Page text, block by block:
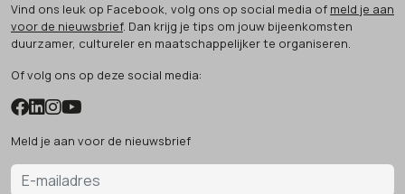
Vind ons leuk op Facebook, volg ons op social media of meld je aan
voor de nieuwsbrief. Dan krijg je tips om jouw bijeenkomsten
duurzamer, cultureler en maatschappelijker te organiseren.
Of volg ons op deze social media:
Meld je aan voor de nieuwsbrief